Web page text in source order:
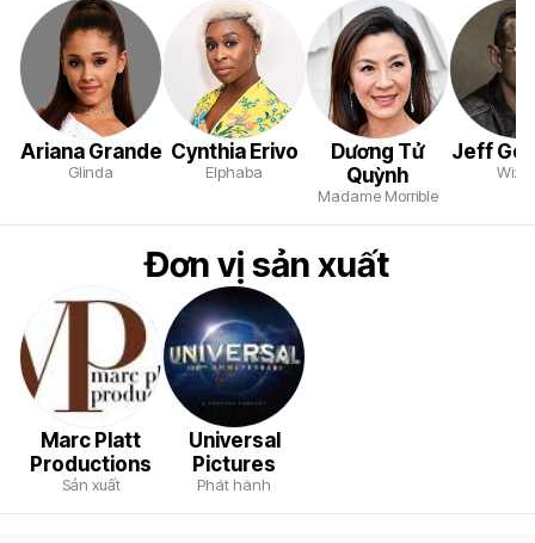
Ariana Grande
Glinda
Cynthia Erivo
Elphaba
Dương Tử
Quỳnh
Madame Morrible
Jeff
Đơn vị sản xuất
Marc Platt
Productions
Sản xuất
Universal
Pictures
Phát hành